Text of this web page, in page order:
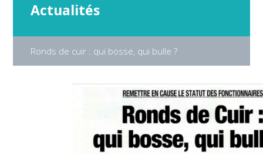
Actualités
Ronds de cuir : qui bosse, qui bulle ?